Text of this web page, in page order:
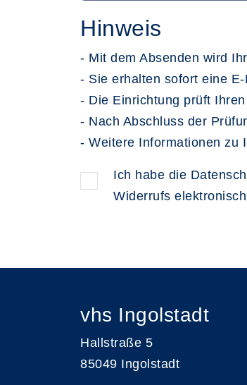
Hinweis
- Mit dem Absenden wird
- Sie erhalten sofort eine
- Die Einrichtung prüft
- Nach Abschluss der
- Weitere Informationen zu
Ich habe die
Widerrufs
vhs Ingolstadt
Hallstraße 5
85049 Ingolstadt